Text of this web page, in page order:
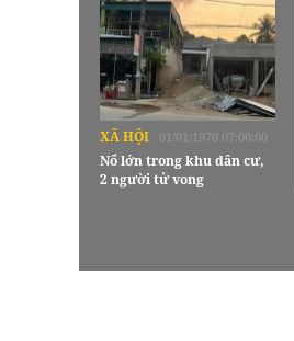
XÃ HỘI 01/01/1970 07:00:00
Nổ lớn trong khu dân cư,
2 người tử vong